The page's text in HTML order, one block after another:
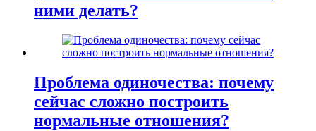
ними делать?
Проблема одиночества: почему
сейчас сложно построить
нормальные отношения?